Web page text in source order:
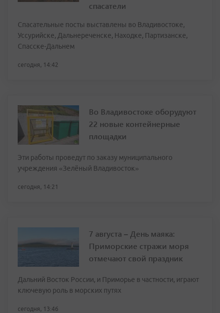
спасатели
Спасательные посты выставлены во Владивостоке,
Уссурийске, Дальнереченске, Находке, Партизанске,
Спасске-Дальнем
сегодня, 14:42
Во Владивостоке оборудуют
22 новые контейнерные
площадки
Эти работы проведут по заказу муниципального
учреждения «Зелёный Владивосток»
сегодня, 14:21
7 августа – День маяка:
Приморские стражи моря
отмечают свой праздник
Дальний Восток России, и Приморье в частности, играют
ключевую роль в морских путях
сегодня, 13:46